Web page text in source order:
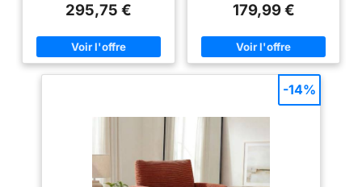
Dimensions (Largeur x
x 82 cm Avec piétement design
en acier inox Vous achetez 1 x
fauteuil ; Préassemblé
295,75 €
relief et chaleur visuelle. Assise
offrant un confort accueillant
pour la détente quotidienne.
Piètement chromé en forme
traîneau qui stabilise le fauteuil
tout en allégeant la silhouette.
Fauteuil facile à intégrer dans
un salon, une chambre ou un
espace bureau grâce à son
179,99 €
-14%